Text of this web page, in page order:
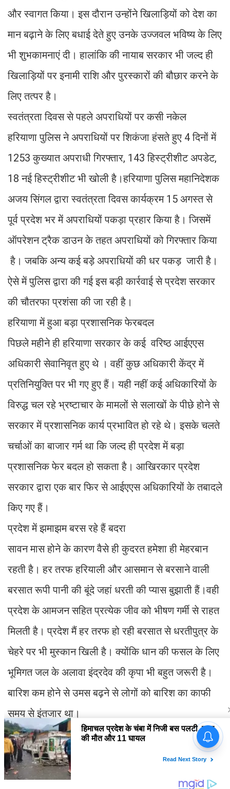
और स्वागत किया। इस दौरान उन्होंने खिलाड़ियों को देश का
मान बढ़ाने के लिए बधाई देते हुए उनके उज्जवल भविष्य के लिए
भी शुभकामनाएं दी। हालांकि की नायाब सरकार भी जल्द ही
खिलाड़ियों पर इनामी राशि और पुरस्कारों की बौछार करने के
लिए तत्पर है।
स्वतंत्रता दिवस से पहले अपराधियों पर कसी नकेल
हरियाणा पुलिस ने अपराधियों पर शिकंजा हंसते हुए 4 दिनों में
1253 कुख्यात अपराधी गिरफ्तार, 143 हिस्ट्रीशीट अपडेट,
18 नई हिस्ट्रीशीट भी खोली है।हरियाणा पुलिस महानिदेशक
अजय सिंगल द्वारा स्वतंत्रता दिवस कार्यक्रम 15 अगस्त से
पूर्व प्रदेश भर में अपराधियों पकड़ा प्रहार किया है। जिसमें
ऑपरेशन ट्रैक डाउन के तहत अपराधियों को गिरफ्तार किया
है। जबकि अन्य कई बड़े अपराधियों की धर पकड़ जारी है।
ऐसे में पुलिस द्वारा की गई इस बड़ी कार्रवाई से प्रदेश सरकार
की चौतरफा प्रशंसा की जा रही है।
हरियाणा में हुआ बड़ा प्रशासनिक फेरबदल
पिछले महीने ही हरियाणा सरकार के कई वरिष्ठ आईएएस
अधिकारी सेवानिवृत हुए थे । वहीं कुछ अधिकारी केंद्र में
प्रतिनियुक्ति पर भी गए हुए हैं। यही नहीं कई अधिकारियों के
विरुद्ध चल रहे भ्रष्टाचार के मामलों से सलाखों के पीछे होने से
सरकार में प्रशासनिक कार्य प्रभावित हो रहे थे। इसके चलते
चर्चाओं का बाजार गर्म था कि जल्द ही प्रदेश में बड़ा
प्रशासनिक फेर बदल हो सकता है। आखिरकार प्रदेश
सरकार द्वारा एक बार फिर से आईएएस अधिकारियों के तबादले
किए गए हैं।
प्रदेश में झमाझम बरस रहे हैं बदरा
सावन मास होने के कारण वैसे ही कुदरत हमेशा ही मेहरबान
रहती है। हर तरफ हरियाली और आसमान से बरसाने वाली
बरसात रूपी पानी की बूंदे जहां धरती की प्यास बुझाती हैं।वही
प्रदेश के आमजन सहित प्रत्येक जीव को भीषण गर्मी से राहत
मिलती है। प्रदेश मैं हर तरफ हो रही बरसात से धरतीपुत्र के
चेहरे पर भी मुस्कान खिली है। क्योंकि धान की फसल के लिए
भूमिगत जल के अलावा इंद्रदेव की कृपा भी बहुत जरूरी है।
बारिश कम होने से उमस बढ़ने से लोगों को बारिश का काफी
समय से इंतजार था।
प्रस्तुति : चन्द्र शेखर धरणी
तेजी से बदलती दुनिया में जो सीखेगा,
वही जीतेगा: मोदी